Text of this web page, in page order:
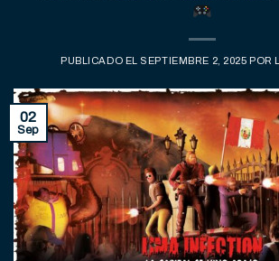
PUBLICADO EL SEPTIEMBRE 2, 2025 POR
02
Sep